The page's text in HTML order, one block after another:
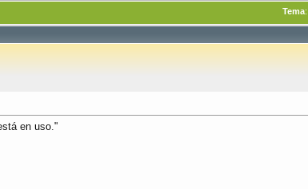
Tema:
en uso."